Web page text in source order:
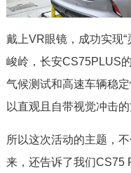
戴上VR眼镜，成功实现
峻岭，长安CS75PLUS
气候测试和高速车辆稳
以直观且自带视觉冲击
所以这次活动的主题，
来，还告诉了我们CS75